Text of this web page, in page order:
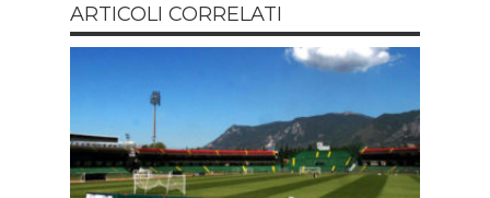
ARTICOLI CORRELATI